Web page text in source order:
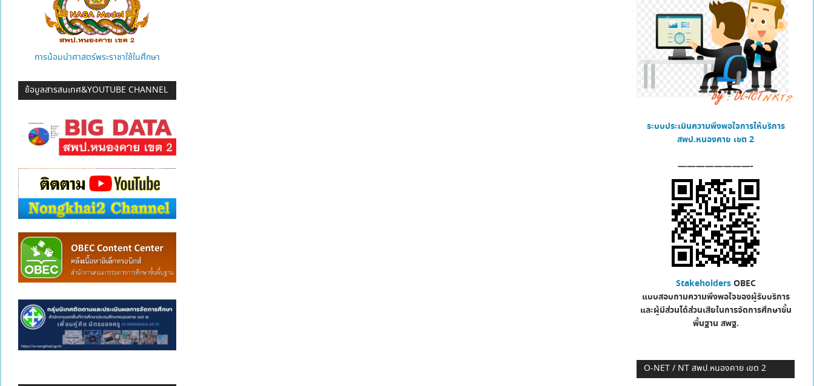
การน้อมนำศาสตร์พระราชาใช้ในศึกษา
ข้อมูลสารสนเทศ&YOUTUBE CHANNEL
ระบบประเมินความพึงพอใจการให้บริการ
สพป.หนองคาย เขต 2
————————-
StakeholdersOBEC
แบบสอบถามความพึงพอใจของผู้รับบริการ
และผู้มีส่วนได้ส่วนเสียในการจัดการศึกษาขั้น
พื้นฐาน สพฐ.
O-NET / NT สพป.หนองคาย เขต 2